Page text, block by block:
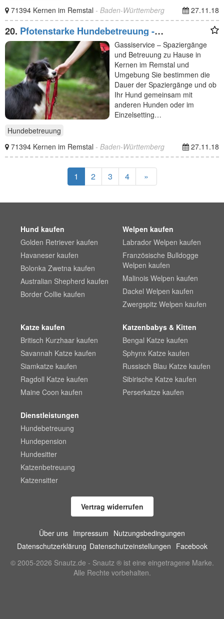
71394 Kernen im Remstal - Baden-Württemberg 27.11.18
20. Pfotenstarke Hundebetreuung -
Gassiservice
Gassiservice – Spaziergänge
und Betreuung zu Hause in
Kernen im Remstal und
Umgebung Sie bestimmen die
Dauer der Spaziergänge und ob
Ihr Hund gemeinsam mit
anderen Hunden oder im
Einzelsetting…
Hundebetreuung
71394 Kernen im Remstal - Baden-Württemberg 27.11.18
1 2 3 4 »
Hund kaufen
Golden Retriever kaufen
Havaneser kaufen
Bolonka Zwetna kaufen
Australian Shepherd kaufen
Border Collie kaufen
Welpen kaufen
Labrador Welpen kaufen
Französische Bulldogge
Welpen kaufen
Malinois Welpen kaufen
Dackel Welpen kaufen
Zwergspitz Welpen kaufen
Katze kaufen
Britisch Kurzhaar kaufen
Savannah Katze kaufen
Siamkatze kaufen
Ragdoll Katze kaufen
Maine Coon kaufen
Katzenbabys & Kitten
Bengal Katze kaufen
Sphynx Katze kaufen
Russisch Blau Katze kaufen
Sibirische Katze kaufen
Perserkatze kaufen
Dienstleistungen
Hundebetreuung
Hundepension
Hundesitter
Katzenbetreuung
Katzensitter
Vertrag widerrufen
Über uns Impressum Nutzungsbedingungen
Datenschutzerklärung Datenschutzeinstellungen Facebook
© 2005-2026 Snautz.de - Snautz ® ist eine eingetragene Marke.
Alle Rechte vorbehalten.